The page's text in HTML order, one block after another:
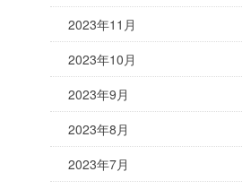
2023年11月
2023年10月
2023年9月
2023年8月
2023年7月